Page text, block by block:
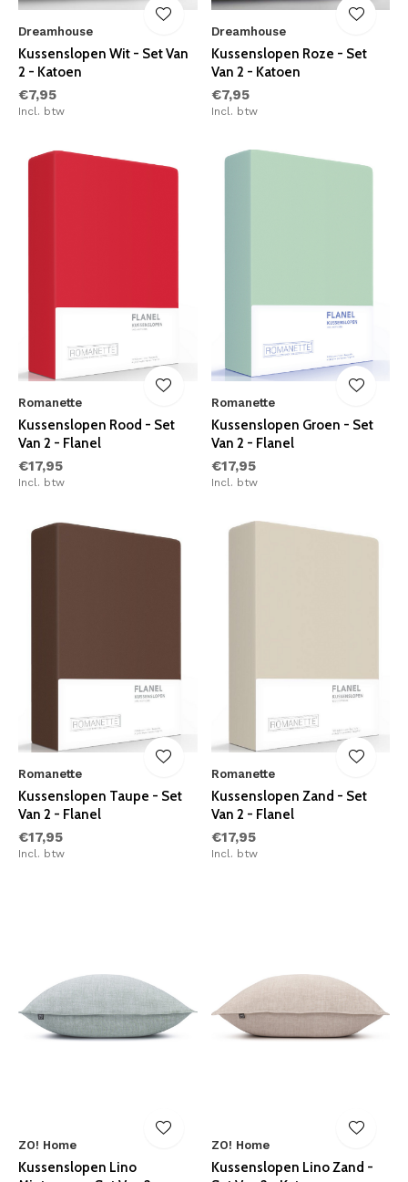
Dreamhouse
Kussenslopen Wit - Set Van
2 - Katoen
€7,95
Incl. btw
Dreamhouse
Kussenslopen Roze - Set
Van 2 - Katoen
€7,95
Incl. btw
Romanette
Kussenslopen Rood - Set
Van 2 - Flanel
€17,95
Incl. btw
Romanette
Kussenslopen Groen - Set
Van 2 - Flanel
€17,95
Incl. btw
Romanette
Kussenslopen Taupe - Set
Van 2 - Flanel
€17,95
Incl. btw
Romanette
Kussenslopen Zand - Set
Van 2 - Flanel
€17,95
Incl. btw
ZO! Home
Kussenslopen Lino
ZO! Home
Kussenslopen Lino Zand -